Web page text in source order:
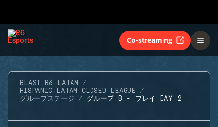
Co-streaming
BLAST R6 LATAM
HISPANIC LATAM CLOSED LEAGUE
グループステージ
グループ B - プレイ DAY 2